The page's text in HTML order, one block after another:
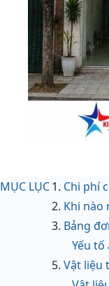
MỤC LỤC
Chi phí
Khi nào
Bảng
Yếu
Vật liệu